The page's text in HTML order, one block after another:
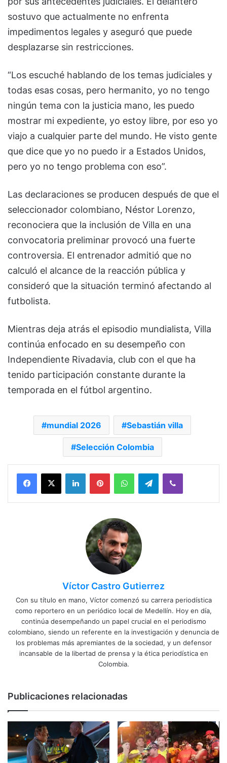
sostuvo que actualmente no enfrenta
impedimentos legales y aseguró que puede
desplazarse sin restricciones.
“Los escuché hablando de los temas judiciales y
todas esas cosas, pero hermanito, yo no tengo
ningún tema con la justicia mano, les puedo
mostrar mi expediente, yo estoy libre, por eso yo
viajo a cualquier parte del mundo. He visto gente
que dice que yo no puedo ir a Estados Unidos,
pero yo no tengo problema con eso”.
Las declaraciones se producen después de que el
seleccionador colombiano, Néstor Lorenzo,
reconociera que la inclusión de Villa en una
convocatoria preliminar provocó una fuerte
controversia. El entrenador admitió que no
calculó el alcance de la reacción pública y
consideró que la situación terminó afectando al
futbolista.
Mientras deja atrás el episodio mundialista, Villa
continúa enfocado en su desempeño con
Independiente Rivadavia, club con el que ha
tenido participación constante durante la
temporada en el fútbol argentino.
mundial 2026 Sebastián villa
Selección Colombia
Facebook
X LinkedInPinterestWhatsAppTelegramViber
Víctor Castro Gutierrez
Con su título en mano, Víctor comenzó su carrera periodística
como reportero en un periódico local de Medellín. Hoy en día,
continúa desempeñando un papel crucial en el periodismo
colombiano, siendo un referente en la investigación y denuncia de
los problemas más apremiantes de la sociedad, y un defensor
incansable de la libertad de prensa y la ética periodística en
Colombia.
Publicaciones relacionadas